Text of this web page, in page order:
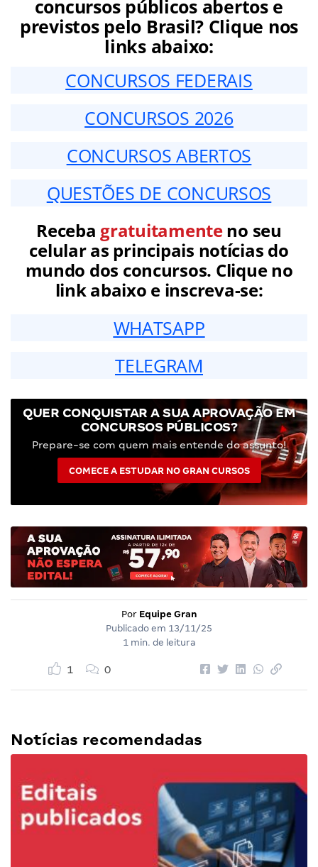
concursos públicos abertos e
previstos pelo Brasil? Clique nos
links abaixo:
CONCURSOS FEDERAIS
CONCURSOS 2026
CONCURSOS ABERTOS
QUESTÕES DE CONCURSOS
Receba gratuitamenteno seu
celular as principais notícias do
mundo dos concursos. Clique no
link abaixo e inscreva-se:
WHATSAPP
TELEGRAM
QUER CONQUISTAR A SUA APROVAÇÃO EM
CONCURSOS PÚBLICOS?
Prepare-se com quem mais entende do assunto!
COMECE A ESTUDAR NO GRAN CURSOS
Por Equipe Gran
Publicado em 13/11/25
1 min. de leitura
1 0
Notícias recomendadas